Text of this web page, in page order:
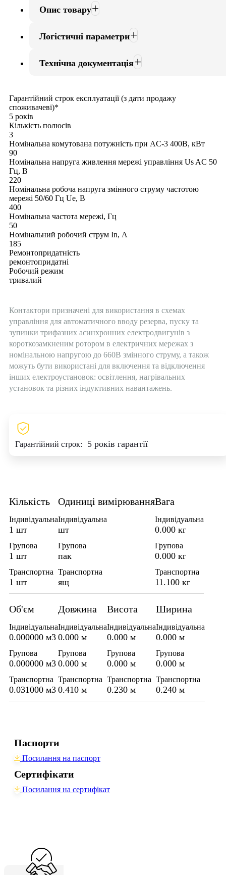
Опис товару
Логістичні параметри
Технічна документація
Гарантійний строк експлуатації (з дати продажу
споживачеві)*
5 років
Кількість полюсів
3
Номінальна комутована потужність при AC-3 400В, кВт
90
Номінальна напруга живлення мережі управління Us AC 50
Гц, В
220
Номінальна робоча напруга змінного струму частотою
мережі 50/60 Гц Ue, В
400
Номінальна частота мережі, Гц
50
Номінальний робочий струм In, А
185
Ремонтопридатність
ремонтопридатні
Робочий режим
тривалий
Контактори призначені для використання в схемах
управління для автоматичного вводу резерва, пуску та
зупинки трифазних асинхронних електродвигунів з
короткозамкненим ротором в електричних мережах з
номінальною напругою до 660В змінного струму, а також
можуть бути використані для включення та відключення
інших електроустановок: освітлення, нагрівальних
установок та різних індуктивних навантажень.
Гарантійний строк: 5 років гарантії
Кількість
Індивідуальна
1 шт
Групова
1 шт
Транспортна
1 шт
Одиниці вимірювання
Індивідуальна
шт
Групова
пак
Транспортна
ящ
Вага
Індивідуальна
0.000 кг
Групова
0.000 кг
Транспортна
11.100 кг
Об'єм
Індивідуальна
0.000000 м3
Групова
0.000000 м3
Транспортна
0.031000 м3
Довжина
Індивідуальна
0.000 м
Групова
0.000 м
Транспортна
0.410 м
Висота
Індивідуальна
0.000 м
Групова
0.000 м
Транспортна
0.230 м
Ширина
Індивідуальна
0.000 м
Групова
0.000 м
Транспортна
0.240 м
Паспорти
Посилання на паспорт
Сертифікати
Посилання на сертифікат